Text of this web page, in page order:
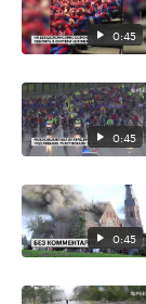
0:45
0:45
0:45